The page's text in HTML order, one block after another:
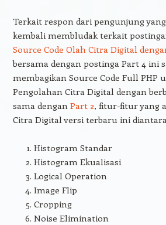
Terkait respon dari pengunjung
kembali membludak terkait
Source Code Olah Citra Digital
bersama dengan postinga Part 4 ini
membagikan Source Code Full PHP
Pengolahan Citra Digital dengan
sama dengan Part 2, fitur-fitur yang
Citra Digital versi terbaru ini
Histogram Standar
Histogram Ekualisasi
Logical Operation
Image Flip
Cropping
Noise Elimination